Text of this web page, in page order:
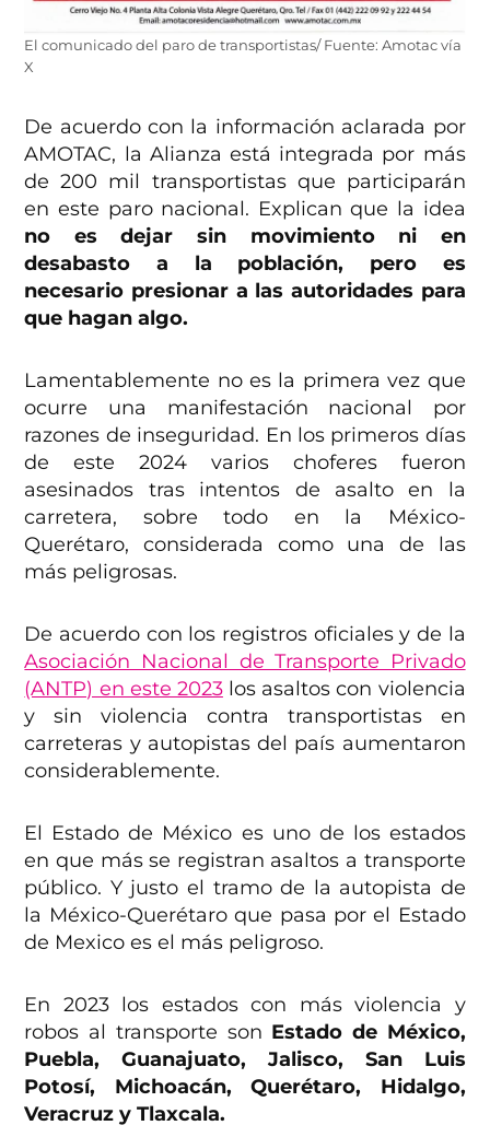
El comunicado del paro de transportistas/ Fuente: Amotac vía
X
De acuerdo con la información aclarada por
AMOTAC, la Alianza está integrada por más
de 200 mil transportistas que participarán
en este paro nacional. Explican que la idea
no es dejar sin movimiento ni en
desabasto a la población, pero es
necesario presionar a las autoridades para
que hagan algo.
Lamentablemente no es la primera vez que
ocurre una manifestación nacional por
razones de inseguridad. En los primeros días
de este 2024 varios choferes fueron
asesinados tras intentos de asalto en la
carretera, sobre todo en la México-
Querétaro, considerada como una de las
más peligrosas.
De acuerdo con los registros oficiales y de la
Asociación Nacional de Transporte Privado
(ANTP) en este 2023los asaltos con violencia
y sin violencia contra transportistas en
carreteras y autopistas del país aumentaron
considerablemente.
El Estado de México es uno de los estados
en que más se registran asaltos a transporte
público. Y justo el tramo de la autopista de
la México-Querétaro que pasa por el Estado
de Mexico es el más peligroso.
En 2023 los estados con más violencia y
robos al transporte son Estado de México,
Puebla, Guanajuato, Jalisco, San Luis
Potosí, Michoacán, Querétaro, Hidalgo,
Veracruz y Tlaxcala.